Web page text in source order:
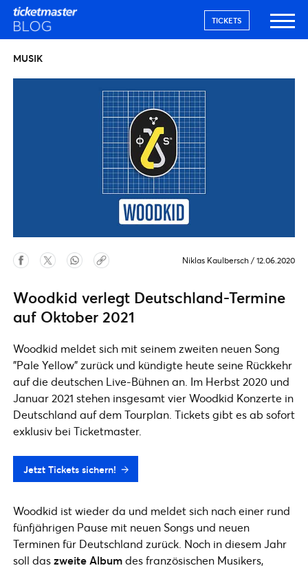
TICKETS
MUSIK
Niklas Kaulbersch / 12.06.2020
Woodkid verlegt Deutschland-Termine
auf Oktober 2021
Woodkid meldet sich mit seinem zweiten neuen Song
"Pale Yellow" zurück und kündigte heute seine Rückkehr
auf die deutschen Live-Bühnen an. Im Herbst 2020 und
Januar 2021 stehen insgesamt vier Woodkid Konzerte in
Deutschland auf dem Tourplan. Tickets gibt es ab sofort
exklusiv bei Ticketmaster.
Jetzt Tickets sichern!
Woodkid ist wieder da und meldet sich nach einer rund
fünfjährigen Pause mit neuen Songs und neuen
Terminen für Deutschland zurück. Noch in diesem Jahr
soll daszweite Albumdes französischen Musikers,